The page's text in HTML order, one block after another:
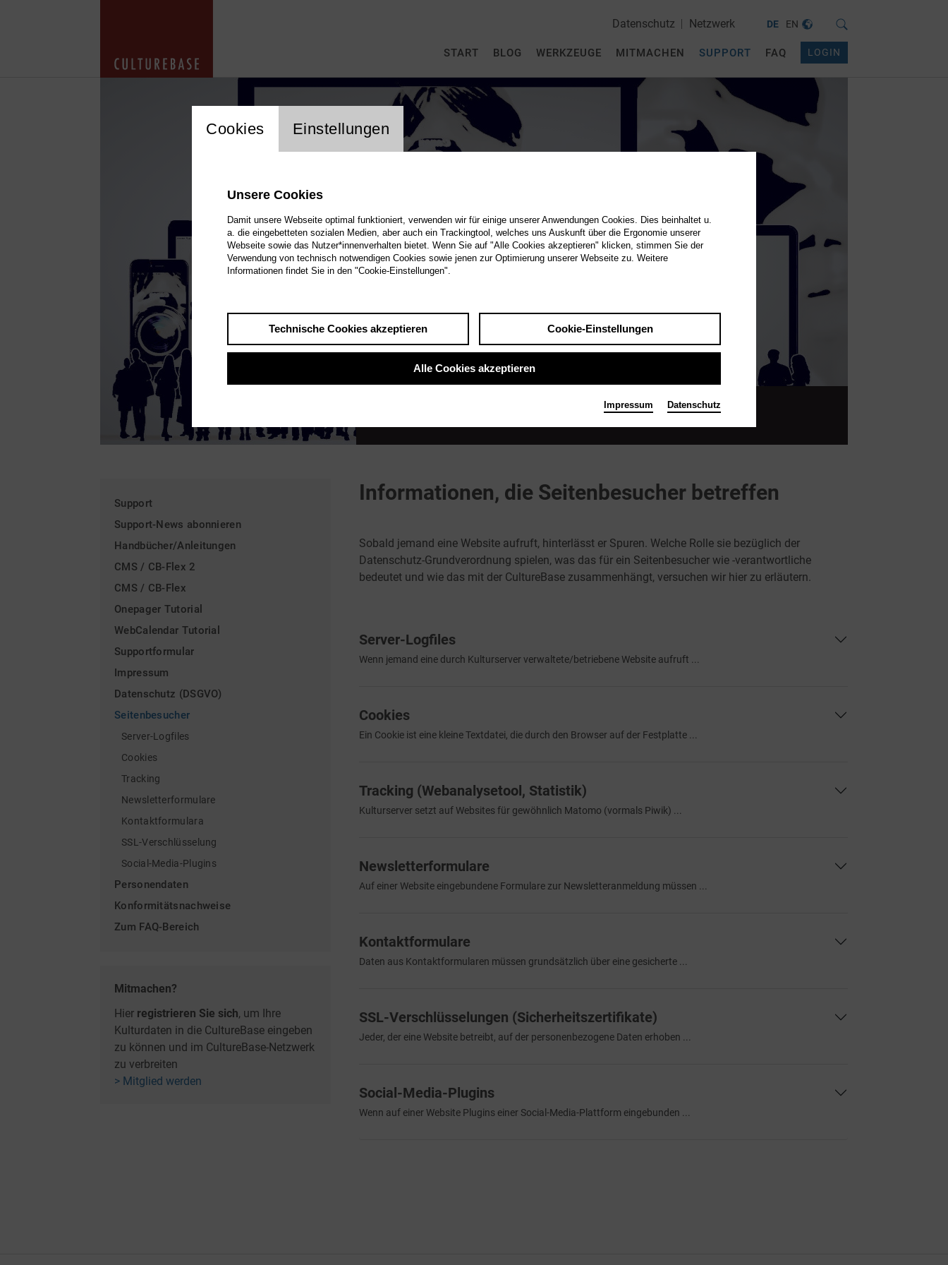
Datenschutz Netzwerk DE EN
START BLOG WERKZEUGE MITMACHEN SUPPORT FAQ LOGIN
DATENSCHUTZ-GRUNDVERORDNUNG
Support
Support-News abonnieren
Handbücher/Anleitungen
CMS / CB-Flex 2
CMS / CB-Flex
Onepager Tutorial
WebCalendar Tutorial
Supportformular
Impressum
Datenschutz (DSGVO)
Seitenbesucher
Server-Logfiles
Cookies
Tracking
Newsletterformulare
Kontaktformulara
SSL-Verschlüsselung
Social-Media-Plugins
Personendaten
Konformitätsnachweise
Zum FAQ-Bereich
Mitmachen?
Hier registrieren Sie sich, um Ihre
Kulturdaten in die CultureBase eingeben
zu können und im CultureBase-Netzwerk
zu verbreiten
> Mitglied werden
Informationen, die Seitenbesucher betreffen
Sobald jemand eine Website aufruft, hinterlässt er Spuren. Welche Rolle sie bezüglich der
Datenschutz-Grundverordnung spielen, was das für ein Seitenbesucher wie -verantwortliche
bedeutet und wie das mit der CultureBase zusammenhängt, versuchen wir hier zu erläutern.
Server-Logfiles
Wenn jemand eine durch Kulturserver verwaltete/betriebene Website aufruft ...
Cookies
Ein Cookie ist eine kleine Textdatei, die durch den Browser auf der Festplatte ...
Tracking (Webanalysetool, Statistik)
Kulturserver setzt auf Websites für gewöhnlich Matomo (vormals Piwik) ...
Newsletterformulare
Auf einer Website eingebundene Formulare zur Newsletteranmeldung müssen ...
Kontaktformulare
Daten aus Kontaktformularen müssen grundsätzlich über eine gesicherte ...
SSL-Verschlüsselungen (Sicherheitszertifikate)
Jeder, der eine Website betreibt, auf der personenbezogene Daten erhoben ...
Social-Media-Plugins
Wenn auf einer Website Plugins einer Social-Media-Plattform eingebunden ...
cookie_layer
Cookies Einstellungen
Unsere Cookies
Damit unsere Webseite optimal funktioniert, verwenden wir für einige unserer Anwendungen Cookies. Dies beinhaltet u.
a. die eingebetteten sozialen Medien, aber auch ein Trackingtool, welches uns Auskunft über die Ergonomie unserer
Webseite sowie das Nutzer*innenverhalten bietet. Wenn Sie auf "Alle Cookies akzeptieren" klicken, stimmen Sie der
Verwendung von technisch notwendigen Cookies sowie jenen zur Optimierung unserer Webseite zu. Weitere
Informationen findet Sie in den "Cookie-Einstellungen".
Technische Cookies akzeptieren Cookie-Einstellungen
Alle Cookies akzeptieren
Impressum Datenschutz